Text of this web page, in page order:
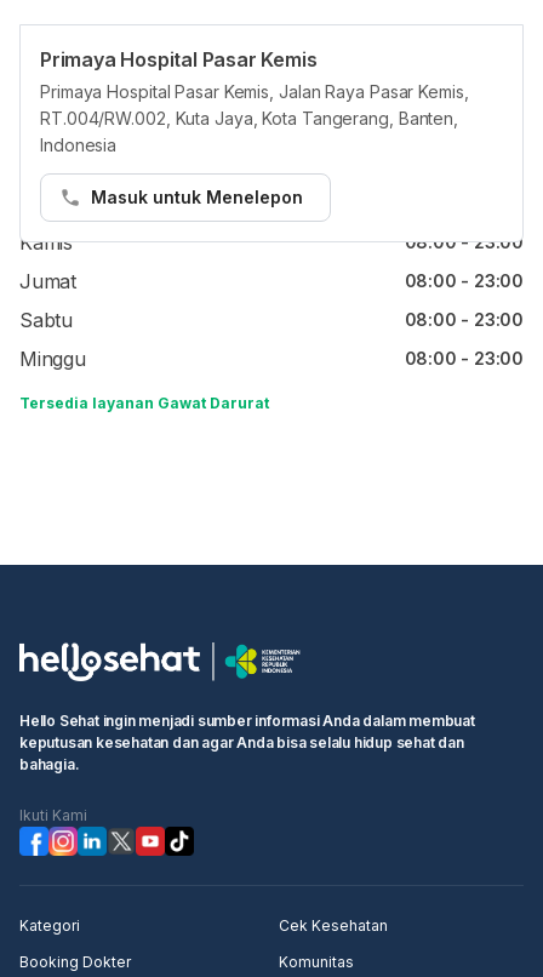
Primaya Hospital Pasar Kemis
Primaya Hospital Pasar Kemis, Jalan Raya Pasar Kemis,
RT.004/RW.002, Kuta Jaya, Kota Tangerang, Banten,
Indonesia
Masuk untuk Menelepon
Jam reguler
Senin 08:00 - 23:00
Rabu
Kamis 08:00 - 23:00
Jumat 08:00 - 23:00
Sabtu 08:00 - 23:00
Minggu 08:00 - 23:00
Tersedia layanan Gawat Darurat
Hello Sehat ingin menjadi sumber informasi Anda dalam membuat
keputusan kesehatan dan agar Anda bisa selalu hidup sehat dan
bahagia.
Ikuti Kami
Kategori
Cek Kesehatan
Booking Dokter
Komunitas